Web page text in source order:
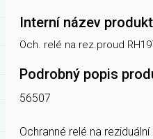
Interní název
Och. relé na rez.proud
Podrobný popis
56507
Ochranné relé na